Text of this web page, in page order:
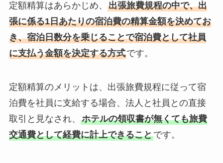
定額精算はあらかじめ、 出張旅費規程の中で、出
張に係る1日あたりの宿泊費の精算金額を決めてお
き、宿泊日数分を乗じることで宿泊費として社員
に支払う金額を決定する方式です。
定額精算のメリットは、出張旅費規程に従って宿
泊費を社員に支給する場合、法人と社員との直接
取引と見なされ、 ホテルの領収書が無くても旅費
交通費として経費に計上できることです。